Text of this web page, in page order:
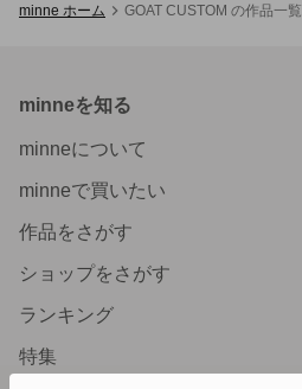
minne ホーム GOAT CUSTOM の作品一覧
minneを知る
minneについて
minneで買いたい
作品をさがす
ショップをさがす
ランキング
特集